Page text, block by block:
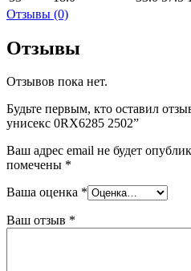
Отзывы (0)
Отзывы
Отзывов пока нет.
Будьте первым, кто оставил
унисекс 0RX6285 2502”
Ваш адрес email не будет
помечены *
Ваша оценка *
Ваш отзыв *